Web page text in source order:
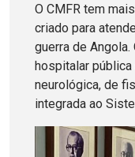
O CMFR tem
criado para
guerra de
hospitalar
neurológica, de
integrada ao